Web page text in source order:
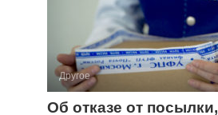
Другое
Об отказе от посылки,